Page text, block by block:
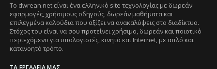
Το dwrean.net είναι ένα ελληνικό site τεχνολογίας με δωρεάν
εφαρμογές, χρήσιμους οδηγούς, δωρεάν μαθήματα και
επιλεγμένα καλούδια που αξίζει να ανακαλύψεις στο διαδίκτυο.
Στόχος του είναι να σου προτείνει χρήσιμο, δωρεάν και ποιοτικό
περιεχόμενο για υπολογιστές, κινητά και Internet, με απλό και
κατανοητό τρόπο.
ΤΑ ΕΡΓΑΛΕΊΑ ΜΑΣ